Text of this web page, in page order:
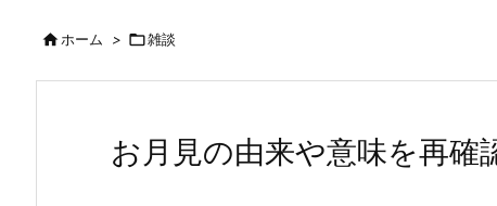
ホーム > 雑談
お月見の由来や意味を再確